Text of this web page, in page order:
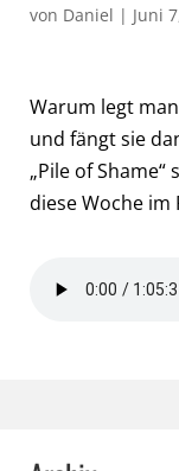
von Daniel | Juni
Warum legt
und fängt sie
„Pile of
diese Woche im